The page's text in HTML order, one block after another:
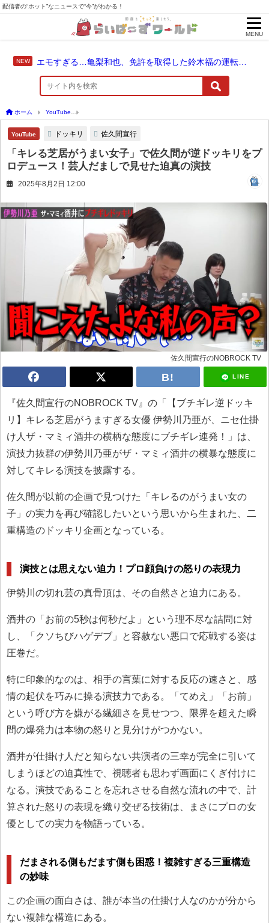
配信者の“ホット”なニュースで“今”がわかる！
MENU
エモすぎる…亀梨和也、免許を取得した鈴木福の運転でドライブ！
ホーム YouTube
YouTube ドッキリ 佐久間宣行
「キレる芝居がうまい女子」で佐久間が逆ドッキリをプ
ロデュース！芸人だましで見せた迫真の演技
2025年8月2日 12:00
佐久間宣行のNOBROCK TV
LINE
『佐久間宣行のNOBROCK TV』の「【ブチギレ逆ドッキ
リ】キレる芝居がうますぎる女優 伊勢川乃亜が、ニセ仕掛
け人ザ・マミィ酒井の横柄な態度にブチギレ連発！」は、
演技力抜群の伊勢川乃亜がザ・マミィ酒井の横暴な態度に
対してキレる演技を披露する。
佐久間が以前の企画で見つけた「キレるのがうまい女の
子」の実力を再び確認したいという思いから生まれた、二
重構造のドッキリ企画となっている。
演技とは思えない迫力！プロ顔負けの怒りの表現力
伊勢川の切れ芸の真骨頂は、その自然さと迫力にある。
酒井の「お前の5秒は何秒だよ」という理不尽な詰問に対
し、「クソちびハゲデブ」と容赦ない悪口で応戦する姿は
圧巻だ。
特に印象的なのは、相手の言葉に対する反応の速さと、感
情の起伏を巧みに操る演技力である。「てめえ」「お前」
という呼び方を嫌がる繊細さを見せつつ、限界を超えた瞬
間の爆発力は本物の怒りと見分けがつかない。
酒井が仕掛け人だと知らない共演者の三幸が完全に引いて
しまうほどの迫真性で、視聴者も思わず画面にくぎ付けに
なる。演技であることを忘れさせる自然な流れの中で、計
算された怒りの表現を織り交ぜる技術は、まさにプロの女
優としての実力を物語っている。
だまされる側もだます側も困惑！複雑すぎる三重構造
の妙味
この企画の面白さは、誰が本当の仕掛け人なのかが分から
ない複雑な構造にある。